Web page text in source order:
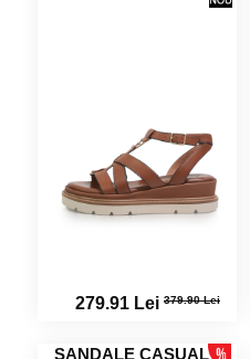
279.91 Lei 379.90 Lei
SANDALE CASUAL